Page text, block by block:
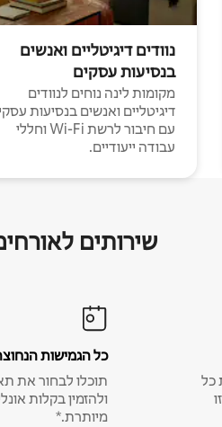
נוודים דיגיטליים ואנשים
בנסיעות עסקים
מקומות לינה נוחים לנוודים
דיגיטליים ואנשים בנסיעות
עם חיבור לרשת Wi-Fi וחללי
עבודה ייעודיים.
שירותים
כל
כל הגמישות
תוכלו לבחור את
ולהזמין בקלות
מיותרת.*